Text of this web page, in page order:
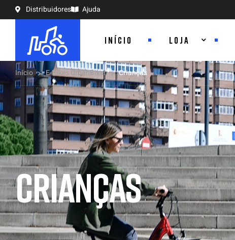
Distribuidores Ajuda
INÍCIO LOJA
CRIANÇAS
Início E-Bikes UrbanBiker Crianças